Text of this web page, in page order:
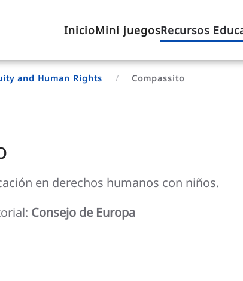
InicioMini juegosRecursos
and Human Rights Compassito
en derechos humanos con niños.
Consejo de Europa